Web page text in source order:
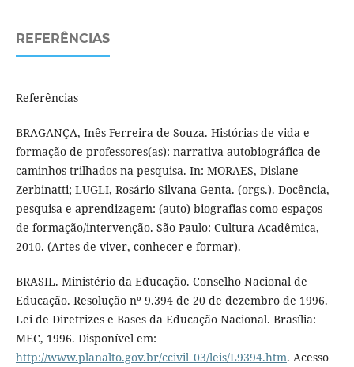
REFERÊNCIAS
Referências
BRAGANÇA, Inês Ferreira de Souza. Histórias de vida e
formação de professores(as): narrativa autobiográfica de
caminhos trilhados na pesquisa. In: MORAES, Dislane
Zerbinatti; LUGLI, Rosário Silvana Genta. (orgs.). Docência,
pesquisa e aprendizagem: (auto) biografias como espaços
de formação/intervenção. São Paulo: Cultura Acadêmica,
2010. (Artes de viver, conhecer e formar).
BRASIL. Ministério da Educação. Conselho Nacional de
Educação. Resolução nº 9.394 de 20 de dezembro de 1996.
Lei de Diretrizes e Bases da Educação Nacional. Brasília:
MEC, 1996. Disponível em:
http://www.planalto.gov.br/ccivil_03/leis/L9394.htm. Acesso